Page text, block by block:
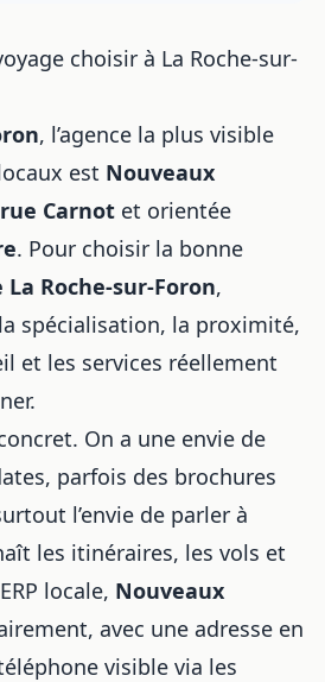
choisir à La Roche-sur-
, l’agence la plus visible
est Nouveaux
rue Carnot et orientée
. Pour choisir la bonne
La Roche-sur-Foron,
spécialisation, la proximité,
et les services réellement
On a une envie de
parfois des brochures
l’envie de parler à
les itinéraires, les vols et
locale, Nouveaux
avec une adresse en
visible via les